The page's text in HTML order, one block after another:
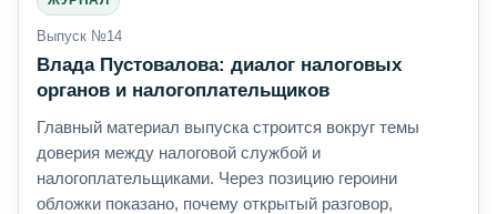
Выпуск №14
Влада Пустовалова: диалог налоговых
органов и налогоплательщиков
Главный материал выпуска строится вокруг темы
доверия между налоговой службой и
налогоплательщиками. Через позицию героини
обложки показано, почему открытый разговор,